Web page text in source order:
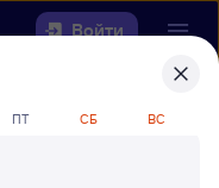
Войти
найтиж/д
—
ПТ СБ ВС